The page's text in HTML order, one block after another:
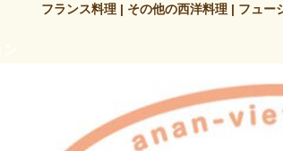
フランス料理 | その他の西洋料理 | フュ